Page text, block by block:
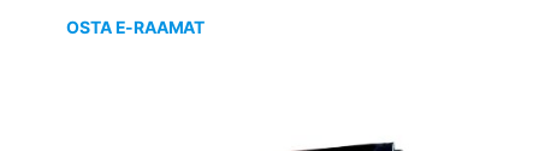
OSTA E-RAAMAT